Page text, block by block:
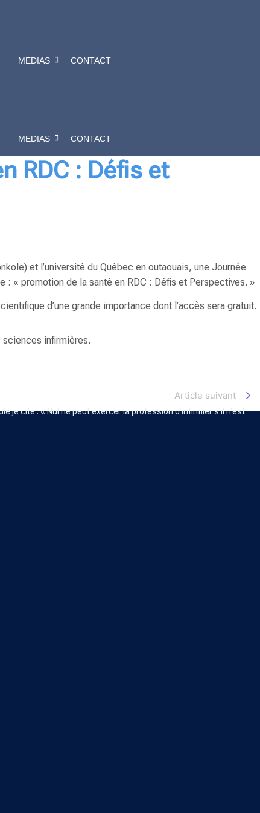
MEDIAS CONTACT
MEDIAS CONTACT
RDC : Défis et
) et l’université du Québec en outaouais, une Journée
: « promotion de la santé en RDC : Défis et Perspectives. »
d’une grande importance dont l’accès sera gratuit.
sciences infirmières.
Article suivant
je cite : « Nul ne peut exercer la profession d’infirmier s’il n’est